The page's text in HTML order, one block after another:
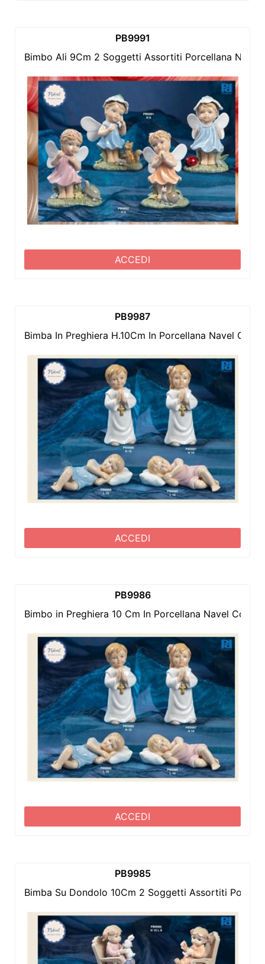
PB9991
Bimbo Ali 9Cm 2 Soggetti Assortiti Porcellana Navel
ACCEDI
PB9987
Bimba In Preghiera H.10Cm In Porcellana Navel
ACCEDI
PB9986
Bimbo in Preghiera 10 Cm In Porcellana Navel
ACCEDI
PB9985
Bimba Su Dondolo 10Cm 2 Soggetti Assortiti